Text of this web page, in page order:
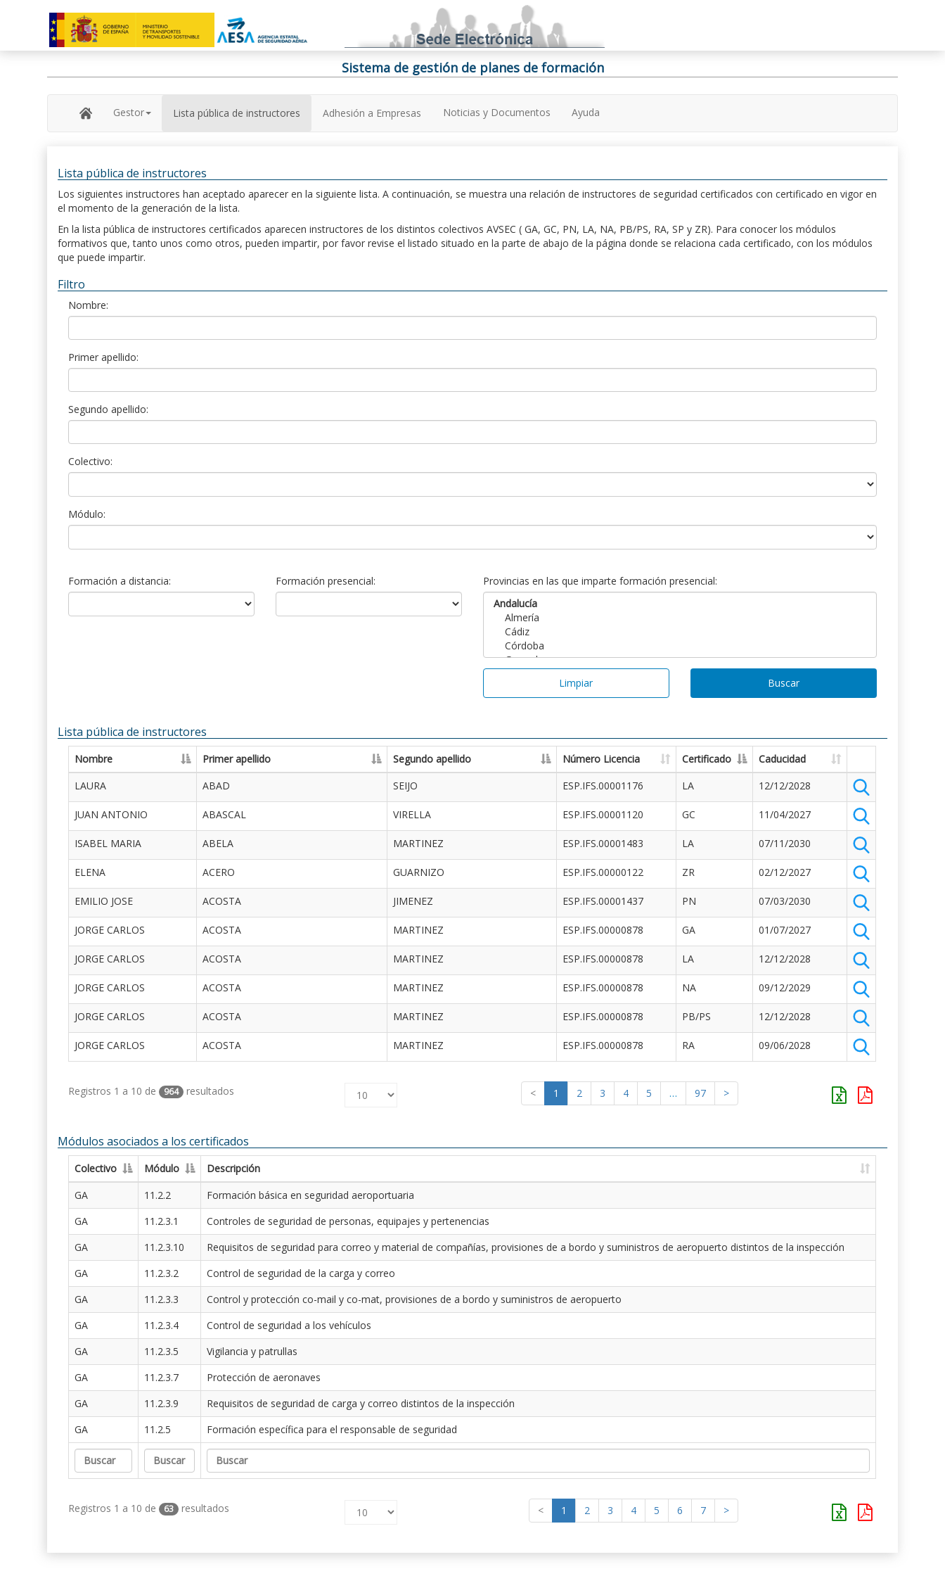
Sistema de gestión de planes de formación
Gestor Lista pública de instructores Adhesión a Empresas Noticias y Documentos Ayuda
Lista pública de instructores
Los siguientes instructores han aceptado aparecer en la siguiente lista. A continuación, se muestra una relación de instructores de seguridad certificados con certificado en vigor en
el momento de la generación de la lista.
En la lista pública de instructores certificados aparecen instructores de los distintos colectivos AVSEC ( GA, GC, PN, LA, NA, PB/PS, RA, SP y ZR). Para conocer los módulos
formativos que, tanto unos como otros, pueden impartir, por favor revise el listado situado en la parte de abajo de la página donde se relaciona cada certificado, con los módulos
que puede impartir.
Filtro
Nombre:
Primer apellido:
Segundo apellido:
Colectivo:
Módulo:
Formación a distancia: Formación presencial: Provincias en las que imparte formación presencial:
Limpiar Buscar
Lista pública de instructores
Nombre Primer apellido Segundo apellido Número Licencia Certificado
Caducidad
LAURA
ABAD SEIJO ESP.IFS.00001176 LA 12/12/2028
JUAN ANTONIO ABASCAL VIRELLA ESP.IFS.00001120 GC 11/04/2027
ISABEL MARIA ABELA MARTINEZ ESP.IFS.00001483 LA 07/11/2030
ELENA ACERO GUARNIZO ESP.IFS.00000122 ZR 02/12/2027
EMILIO JOSE ACOSTA JIMENEZ ESP.IFS.00001437 PN 07/03/2030
JORGE CARLOS ACOSTA MARTINEZ ESP.IFS.00000878 GA 01/07/2027
JORGE CARLOS ACOSTA MARTINEZ ESP.IFS.00000878 LA 12/12/2028
JORGE CARLOS ACOSTA MARTINEZ ESP.IFS.00000878 NA 09/12/2029
JORGE CARLOS ACOSTA MARTINEZ ESP.IFS.00000878 PB/PS 12/12/2028
JORGE CARLOS ACOSTA MARTINEZ ESP.IFS.00000878 RA 09/06/2028
Registros 1 a 10 de 964 resultados < 1 2 3 4 5 … 97 >
Módulos asociados a los certificados
Colectivo Módulo
Descripción
GA
11.2.2
Formación básica en seguridad aeroportuaria
GA
11.2.3.1
Controles de seguridad de personas, equipajes y pertenencias
GA
11.2.3.10
Requisitos de seguridad para correo y material de compañías, provisiones de a bordo y suministros de aeropuerto distintos de la inspección
GA
11.2.3.2
Control de seguridad de la carga y correo
GA
11.2.3.3
Control y protección co-mail y co-mat, provisiones de a bordo y suministros de aeropuerto
GA
11.2.3.4
Control de seguridad a los vehículos
GA
11.2.3.5
Vigilancia y patrullas
GA
11.2.3.7
Protección de aeronaves
GA
11.2.3.9
Requisitos de seguridad de carga y correo distintos de la inspección
GA
11.2.5 Formación específica para el responsable de seguridad
Registros 1 a 10 de 63 resultados < 1 2 3 4 5 6 7 >